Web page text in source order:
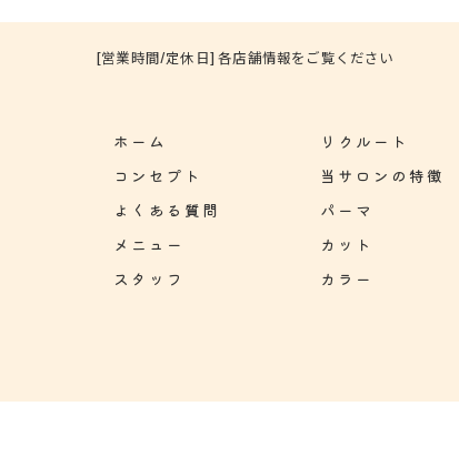
[営業時間/定休日] 各店舗情報をご覧ください
ホーム
コンセプト
よくある質問
メニュー
スタッフ
リクルート
当サロンの特徴
パーマ
カット
カラー